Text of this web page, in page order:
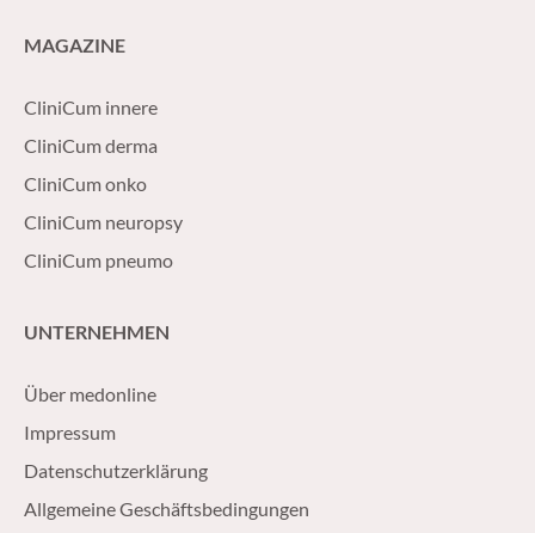
MAGAZINE
CliniCum innere
CliniCum derma
CliniCum onko
CliniCum neuropsy
CliniCum pneumo
UNTERNEHMEN
Über medonline
Impressum
Datenschutzerklärung
Allgemeine Geschäftsbedingungen